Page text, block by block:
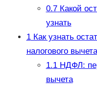
0.7Какой
узнать
1Как узнать
налогового
1.1НДФЛ:
вычета